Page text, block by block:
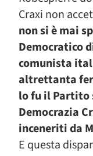
Craxi non
non si è mai
Democratico
comunista
altrettanta
lo fu il Partito
Democrazia
inceneriti da
E questa